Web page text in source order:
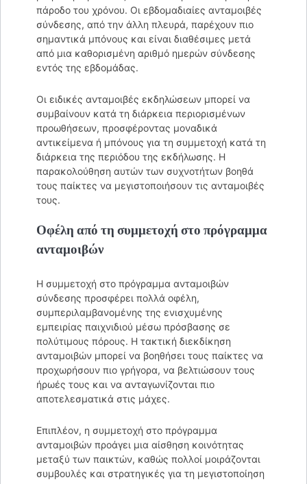
πάροδο του χρόνου. Οι εβδομαδιαίες ανταμοιβές
σύνδεσης, από την άλλη πλευρά, παρέχουν πιο
σημαντικά μπόνους και είναι διαθέσιμες μετά
από μια καθορισμένη αριθμό ημερών σύνδεσης
εντός της εβδομάδας.
Οι ειδικές ανταμοιβές εκδηλώσεων μπορεί να
συμβαίνουν κατά τη διάρκεια περιορισμένων
προωθήσεων, προσφέροντας μοναδικά
αντικείμενα ή μπόνους για τη συμμετοχή κατά τη
διάρκεια της περιόδου της εκδήλωσης. Η
παρακολούθηση αυτών των συχνοτήτων βοηθά
τους παίκτες να μεγιστοποιήσουν τις ανταμοιβές
τους.
Οφέλη από τη συμμετοχή στο πρόγραμμα
ανταμοιβών
Η συμμετοχή στο πρόγραμμα ανταμοιβών
σύνδεσης προσφέρει πολλά οφέλη,
συμπεριλαμβανομένης της ενισχυμένης
εμπειρίας παιχνιδιού μέσω πρόσβασης σε
πολύτιμους πόρους. Η τακτική διεκδίκηση
ανταμοιβών μπορεί να βοηθήσει τους παίκτες να
προχωρήσουν πιο γρήγορα, να βελτιώσουν τους
ήρωές τους και να ανταγωνίζονται πιο
αποτελεσματικά στις μάχες.
Επιπλέον, η συμμετοχή στο πρόγραμμα
ανταμοιβών προάγει μια αίσθηση κοινότητας
μεταξύ των παικτών, καθώς πολλοί μοιράζονται
συμβουλές και στρατηγικές για τη μεγιστοποίηση